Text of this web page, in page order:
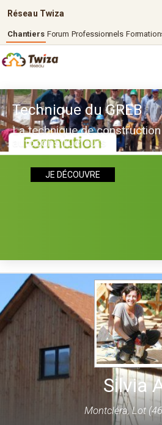
Réseau Twiza
Chantiers Forum Professionnels
Technique du GREB
La technique de
autoconstructeurs
JE DÉCOUVRE
Silvia
Montcléra, Lot